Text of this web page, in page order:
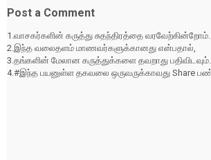
Post a Comment
1.வாசகர்களின் கருத்து சுதந்திரத்தை வரவேற்கின்றோம்.
2.இந்த வலைதளம் மாணவர்களுக்கானது என்பதால்,
3.தங்களின் மேலான கருத்துக்களை தவறாது பதிவிடவும்.
4.#இந்த பயனுள்ள தகவலை ஒருவருக்காவது Share